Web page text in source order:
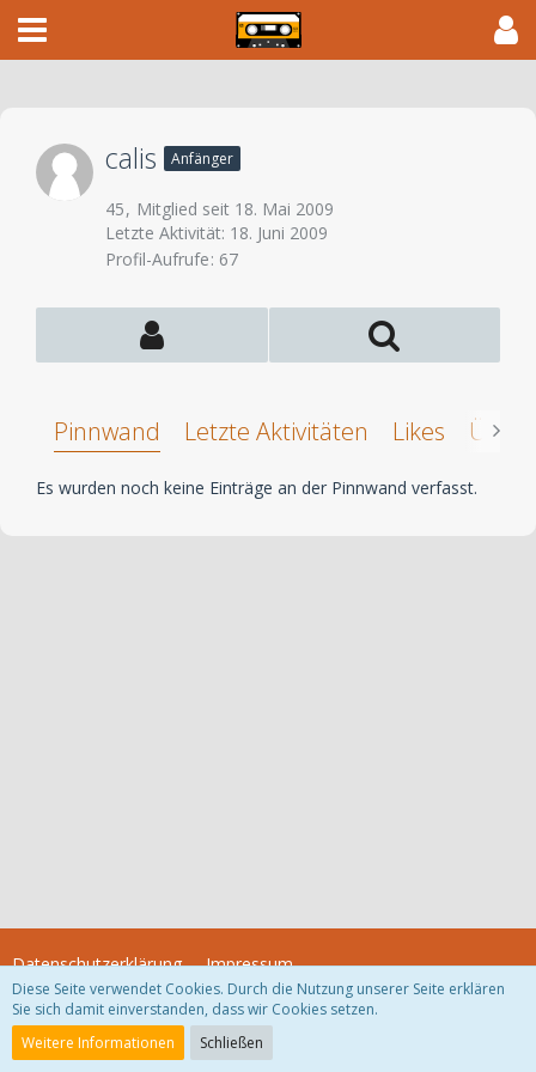
calis Anfänger
45
Mitglied seit 18. Mai 2009
Letzte Aktivität: 18. Juni 2009
Profil-Aufrufe 67
Pinnwand Letzte Aktivitäten Likes Über
Es wurden noch keine Einträge an der Pinnwand verfasst.
Datenschutzerklärung Impressum
Community-Software:
Diese Seite verwendet Cookies. Durch die Nutzung unserer Seite erklären
Sie sich damit einverstanden, dass wir Cookies setzen.
Weitere Informationen
Schließen